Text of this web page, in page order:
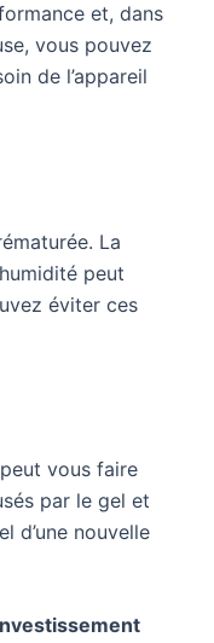
et, dans
vous pouvez
de l’appareil
La
peut
éviter ces
vous faire
par le gel et
d’une nouvelle